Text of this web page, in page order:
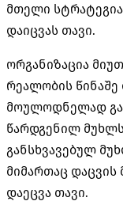
მთელი
დაიცვას თავი.
ორგანიზაცია
რეალობის
მოულოდნელად
წარდგენილ
განსხვავებულ
მიმართაც დაცვის
დაეცვა თავი.